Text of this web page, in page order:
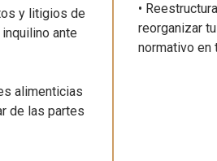
y litigios de
ante
alimenticias
de las partes
•
reorganizar
normativo en